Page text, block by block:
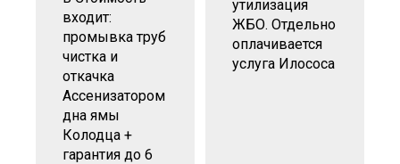
входит:
промывка труб
чистка и
откачка
Ассенизатором
дна ямы
Колодца +
гарантия до 6
утилизация
ЖБО. Отдельно
оплачивается
услуга Илососа